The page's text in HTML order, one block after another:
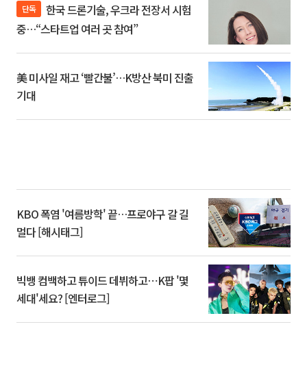
단독
중…“스타트업 여러 곳 참여”
美 미사일 재고 ‘빨간불’…K방산 북미 진출
기대
KBO 폭염 '여름방학' 끝…프로야구 갈 길
멀다 [해시태그]
빅뱅 컴백하고 튜이드 데뷔하고⋯K팝 '몇
세대'세요? [엔터로그]